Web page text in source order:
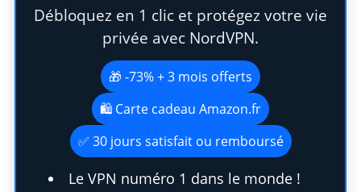
Débloquez en 1 clic et protégez votre vie
privée avec NordVPN.
🎁 -73% + 3 mois offerts
🛍️ Carte cadeau Amazon.fr
✅ 30 jours satisfait ou remboursé
Le VPN numéro 1 dans le monde !